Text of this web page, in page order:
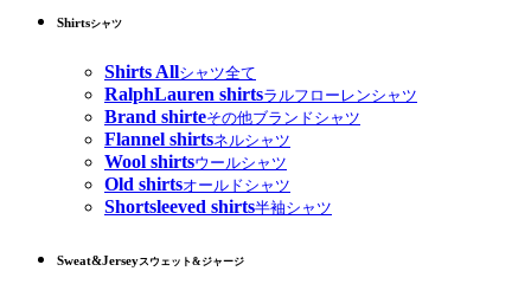
Shirtsシャツ
Shirts Allシャツ全て
RalphLauren shirtsラルフローレンシャツ
Brand shirteその他ブランドシャツ
Flannel shirtsネルシャツ
Wool shirtsウールシャツ
Old shirtsオールドシャツ
Shortsleeved shirts半袖シャツ
Sweat&Jerseyスウェット&ジャージ